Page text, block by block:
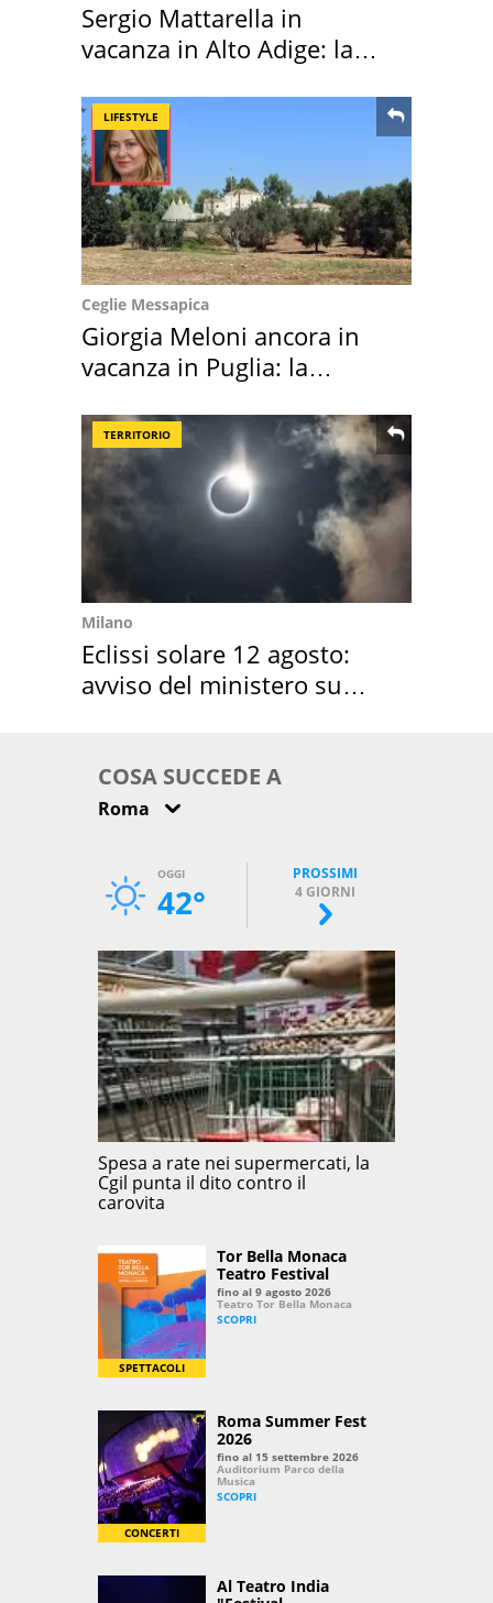
Sergio Mattarella in
vacanza in Alto Adige: la
LIFESTYLE
Ceglie Messapica
Giorgia Meloni ancora in
vacanza in Puglia: la
TERRITORIO
Milano
Eclissi solare 12 agosto:
avviso del ministero su